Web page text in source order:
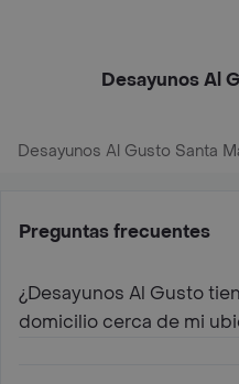
Desayunos Al
Desayunos Al Gusto Santa
Preguntas frecuentes
¿Desayunos Al Gusto
domicilio cerca de mi